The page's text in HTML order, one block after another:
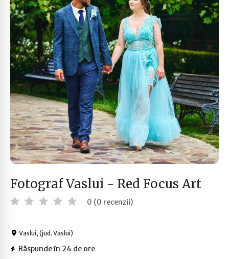
Fotograf Vaslui - Red Focus Art
0 (0 recenzii)
Vaslui, (jud. Vaslui)
Răspunde în 24 de ore